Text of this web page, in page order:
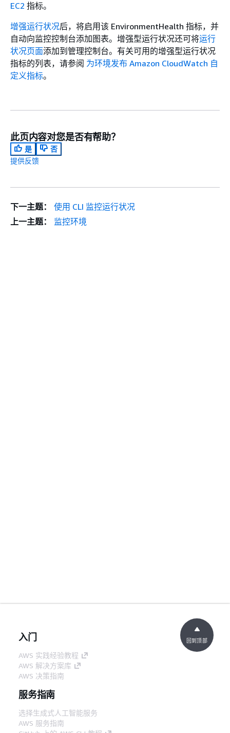
EC2 指标。
增强运行状况后，将启用该 EnvironmentHealth 指标，并
自动向监控控制台添加图表。增强型运行状况还可将运行
状况页面添加到管理控制台。有关可用的增强型运行状况
指标的列表，请参阅 为环境发布 Amazon CloudWatch 自
定义指标。
此页内容对您是否有帮助？
是
否
提供反馈
下一主题：
使用 CLI 监控运行状况
上一主题：
监控环境
入门
AWS 实践经验教程
AWS 解决方案库
AWS 决策指南
服务指南
选择生成式人工智能服务
AWS 服务指南
回到顶部